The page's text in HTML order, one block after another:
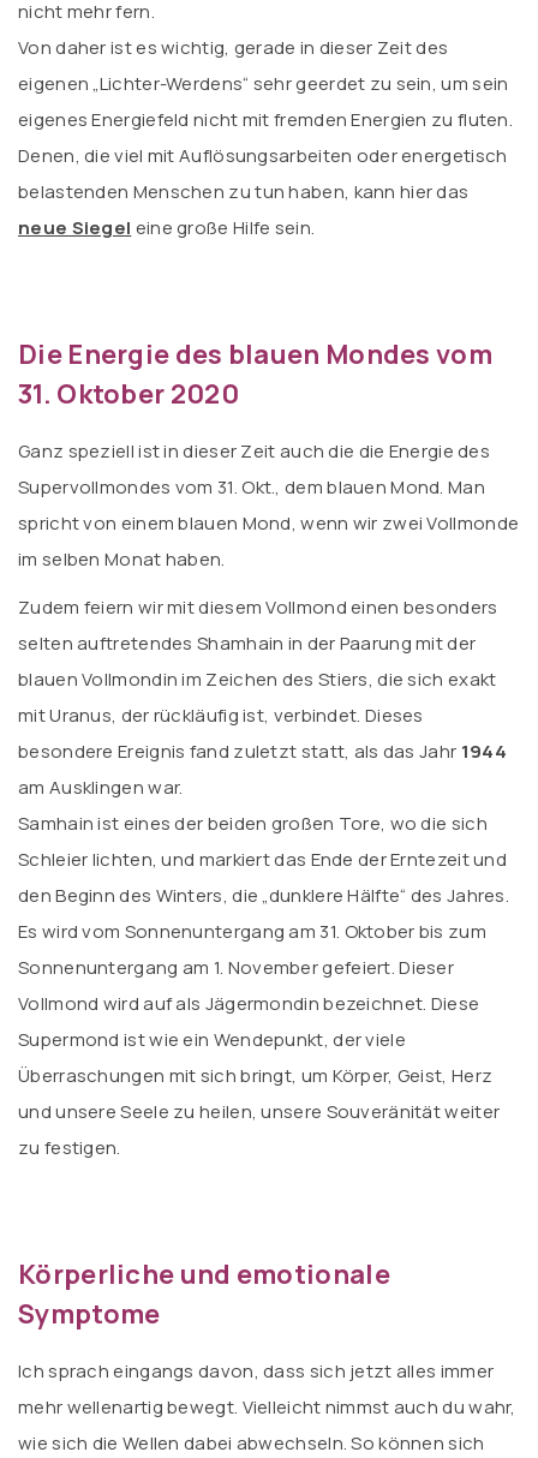
nicht mehr fern.
Von daher ist es wichtig, gerade in dieser Zeit des
eigenen „Lichter-Werdens“ sehr geerdet zu sein, um sein
eigenes Energiefeld nicht mit fremden Energien zu fluten.
Denen, die viel mit Auflösungsarbeiten oder energetisch
belastenden Menschen zu tun haben, kann hier das
neue Siegel eine große Hilfe sein.
Die Energie des blauen Mondes vom
31. Oktober 2020
Ganz speziell ist in dieser Zeit auch die die Energie des
Supervollmondes vom 31. Okt., dem blauen Mond. Man
spricht von einem blauen Mond, wenn wir zwei Vollmonde
im selben Monat haben.
Zudem feiern wir mit diesem Vollmond einen besonders
selten auftretendes Shamhain in der Paarung mit der
blauen Vollmondin im Zeichen des Stiers, die sich exakt
mit Uranus, der rückläufig ist, verbindet. Dieses
besondere Ereignis fand zuletzt statt, als das Jahr 1944
am Ausklingen war.
Samhain ist eines der beiden großen Tore, wo die sich
Schleier lichten, und markiert das Ende der Erntezeit und
den Beginn des Winters, die „dunklere Hälfte“ des Jahres.
Es wird vom Sonnenuntergang am 31. Oktober bis zum
Sonnenuntergang am 1. November gefeiert. Dieser
Vollmond wird auf als Jägermondin bezeichnet. Diese
Supermond ist wie ein Wendepunkt, der viele
Überraschungen mit sich bringt, um Körper, Geist, Herz
und unsere Seele zu heilen, unsere Souveränität weiter
zu festigen.
Körperliche und emotionale
Symptome
Ich sprach eingangs davon, dass sich jetzt alles immer
mehr wellenartig bewegt. Vielleicht nimmst auch du wahr,
wie sich die Wellen dabei abwechseln. So können sich